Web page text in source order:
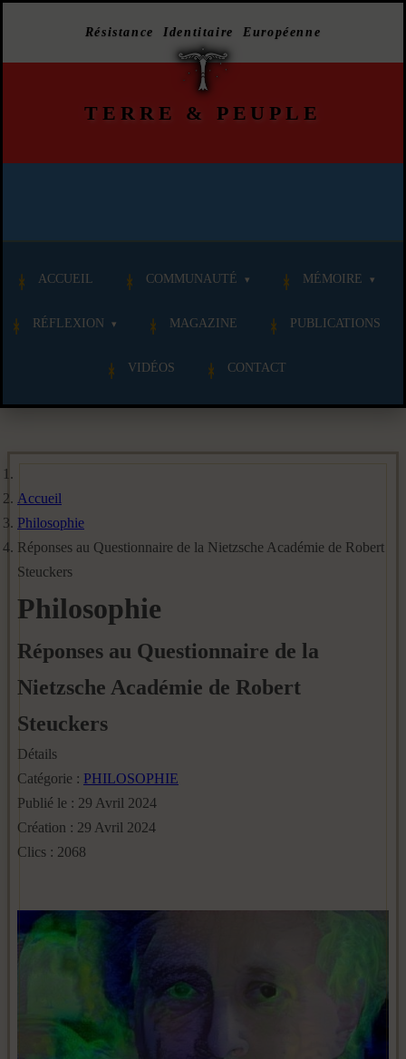
Résistance Identitaire Européenne
TERRE & PEUPLE
ACCUEIL COMMUNAUTÉ MÉMOIRE
RÉFLEXION MAGAZINE PUBLICATIONS
VIDÉOS CONTACT
Accueil
Philosophie
Réponses au Questionnaire de la Nietzsche Académie de Robert
Steuckers
Philosophie
Réponses au Questionnaire de la
Nietzsche Académie de Robert
Steuckers
Détails
Catégorie : PHILOSOPHIE
Publié le : 29 Avril 2024
Création : 29 Avril 2024
Clics : 2068